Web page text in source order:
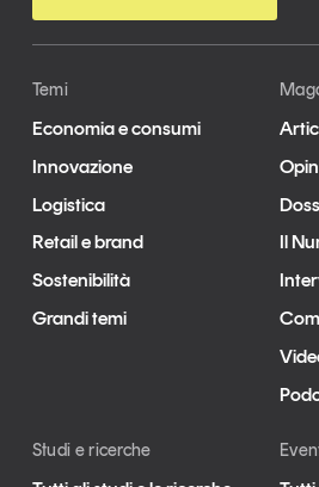
Temi
Economia e consumi
Innovazione
Logistica
Retail e brand
Sostenibilità
Grandi temi
Il
Studi e ricerche